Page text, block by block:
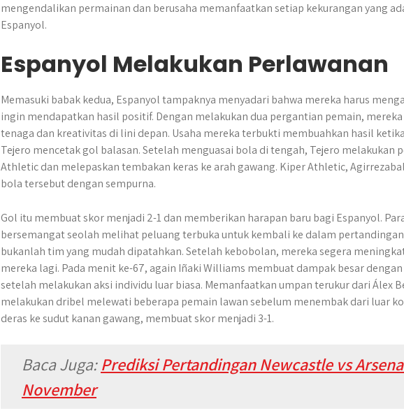
mengendalikan permainan dan berusaha memanfaatkan setiap kekurangan yang
Espanyol.
Espanyol Melakukan Perlawanan
Memasuki babak kedua, Espanyol tampaknya menyadari bahwa mereka harus
ingin mendapatkan hasil positif. Dengan melakukan dua pergantian pemain,
tenaga dan kreativitas di lini depan. Usaha mereka terbukti membuahkan hasil
Tejero mencetak gol balasan. Setelah menguasai bola di tengah, Tejero melakukan
Athletic dan melepaskan tembakan keras ke arah gawang. Kiper Athletic,
bola tersebut dengan sempurna.
Gol itu membuat skor menjadi 2-1 dan memberikan harapan baru bagi Espanyol.
bersemangat seolah melihat peluang terbuka untuk kembali ke dalam
bukanlah tim yang mudah dipatahkan. Setelah kebobolan, mereka segera
mereka lagi. Pada menit ke-67, again Iñaki Williams membuat dampak besar
setelah melakukan aksi individu luar biasa. Memanfaatkan umpan terukur dari Álex
melakukan dribel melewati beberapa pemain lawan sebelum menembak dari luar
deras ke sudut kanan gawang, membuat skor menjadi 3-1.
Baca Juga:Prediksi Pertandingan Newcastle vs
November